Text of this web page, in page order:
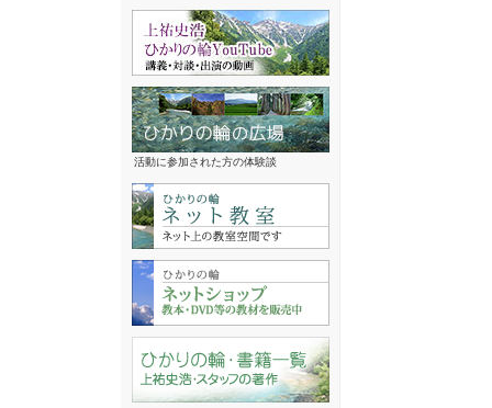
活動に参加された方の体験談